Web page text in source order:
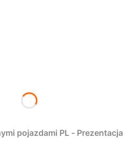
pojazdami PL - Prezentacja